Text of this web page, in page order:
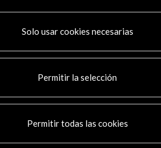
y de Cookies
Solo usar cookies necesarias
Permitir la selección
Permitir todas las cookies